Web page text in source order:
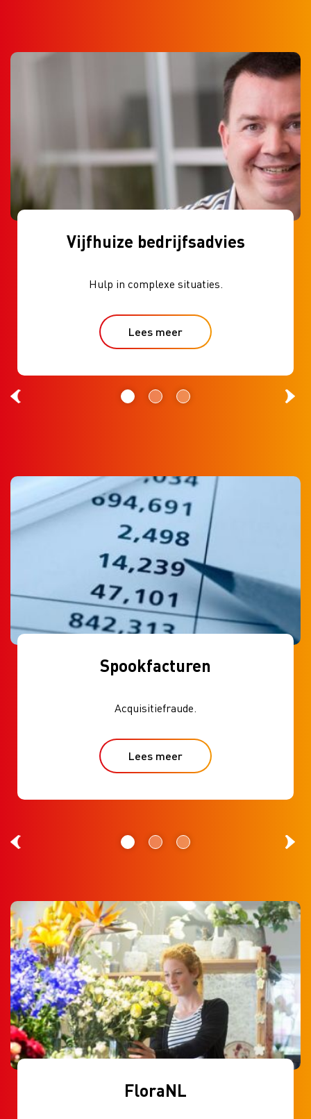
Vijfhuize bedrijfsadvies
Hulp in complexe situaties.
Lees meer
Spookfacturen
Acquisitiefraude.
Lees meer
FloraNL